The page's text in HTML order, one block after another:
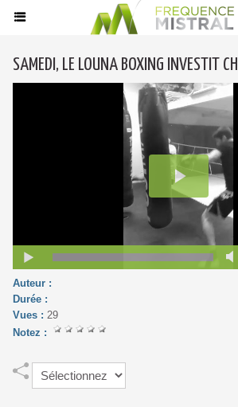
SAMEDI, LE LOUNA BOXING INVESTIT
Auteur :
Durée :
Vues : 29
Notez :